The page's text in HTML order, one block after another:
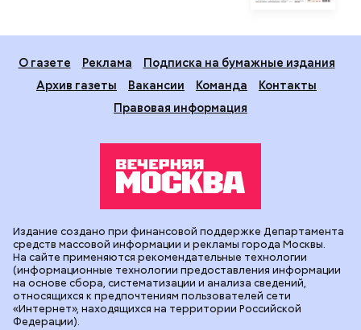
О газете Реклама
Подписка на бумажные издания
Архив газеты
Вакансии Команда
Контакты
Правовая информация
Издание создано при финансовой поддержке Департамента
средств массовой информации и рекламы города Москвы.
На сайте применяются рекомендательные технологии
(информационные технологии предоставления информации
на основе сбора, систематизации и анализа сведений,
относящихся к предпочтениям пользователей сети
«Интернет», находящихся на территории Российской
Федерации).